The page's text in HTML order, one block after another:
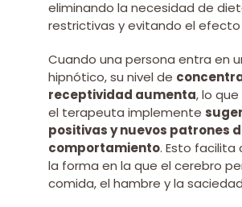
eliminando la necesidad de
restrictivas y evitando el
Cuando una persona entra en
hipnótico, su nivel de
receptividad aumenta, lo
el terapeuta implemente
positivas y nuevos patrones
comportamiento. Esto facilita
la forma en la que el cerebro
comida, el hambre y la